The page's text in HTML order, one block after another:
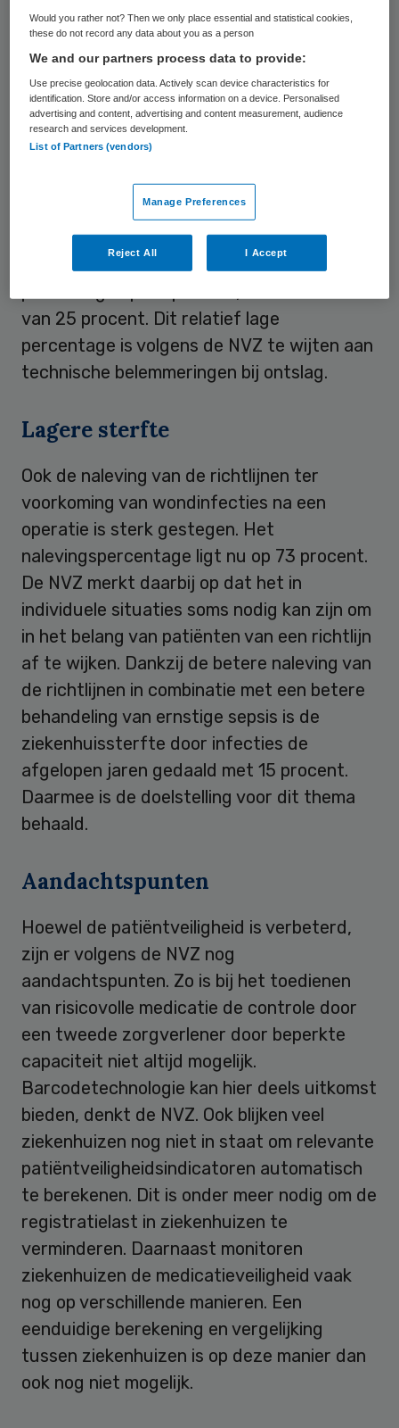
Blijkens het onderzoek is de
medicatieverificatie bij opname, dat wil
zeggen de controle van alle medicijnen die
een patiënt bij opname neemt, met 39
procent toegenomen. In 2012 werd dit bij
minder dan de helft van de patiënten
gedaan. Ruim acht van de tien patiënten
(82 procent) krijgt nu een volledige
medicatiecheck bij opname. Onder
patiënten die ontslagen worden, ligt dit
van 25 procent. Dit relatief lage
percentage is volgens de NVZ te wijten aan
technische belemmeringen bij ontslag.
Lagere sterfte
Ook de naleving van de richtlijnen ter
voorkoming van wondinfecties na een
operatie is sterk gestegen. Het
nalevingspercentage ligt nu op 73 procent.
De NVZ merkt daarbij op dat het in
individuele situaties soms nodig kan zijn om
in het belang van patiënten van een richtlijn
af te wijken. Dankzij de betere naleving van
de richtlijnen in combinatie met een betere
behandeling van ernstige sepsis is de
ziekenhuissterfte door infecties de
afgelopen jaren gedaald met 15 procent.
Daarmee is de doelstelling voor dit thema
behaald.
Aandachtspunten
Hoewel de patiëntveiligheid is verbeterd,
zijn er volgens de NVZ nog
aandachtspunten. Zo is bij het toedienen
van risicovolle medicatie de controle door
een tweede zorgverlener door beperkte
capaciteit niet altijd mogelijk.
Barcodetechnologie kan hier deels uitkomst
bieden, denkt de NVZ. Ook blijken veel
ziekenhuizen nog niet in staat om relevante
patiëntveiligheidsindicatoren automatisch
te berekenen. Dit is onder meer nodig om de
registratielast in ziekenhuizen te
verminderen. Daarnaast monitoren
ziekenhuizen de medicatieveiligheid vaak
nog op verschillende manieren. Een
eenduidige berekening en vergelijking
tussen ziekenhuizen is op deze manier dan
ook nog niet mogelijk.
Would you rather not? Then we only place essential and statistical cookies,
these do not record any data about you as a person
We and our partners process data to provide:
Use precise geolocation data. Actively scan device characteristics for
identification. Store and/or access information on a device. Personalised
advertising and content, advertising and content measurement, audience
research and services development.
List of Partners (vendors)
Manage Preferences
Reject All I Accept